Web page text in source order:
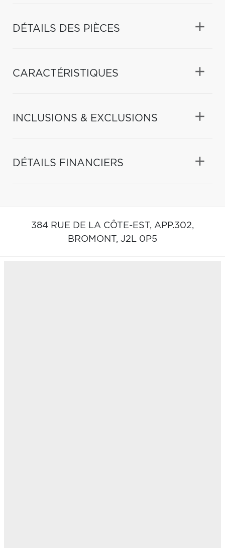
DÉTAILS DES PIÈCES
CARACTÉRISTIQUES
INCLUSIONS & EXCLUSIONS
DÉTAILS FINANCIERS
384 RUE DE LA CÔTE-EST, APP.302,
BROMONT, J2L 0P5